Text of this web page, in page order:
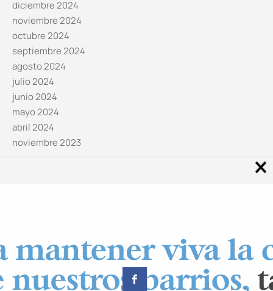
diciembre 2024
noviembre 2024
octubre 2024
septiembre 2024
agosto 2024
julio 2024
junio 2024
mayo 2024
abril 2024
noviembre 2023